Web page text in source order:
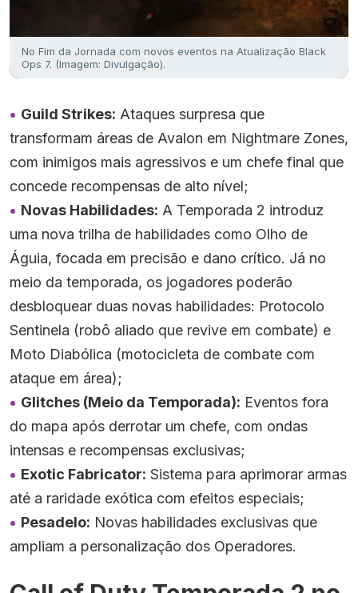
No Fim da Jornada com novos eventos na Atualização Black
Ops 7. (Imagem: Divulgação).
Guild Strikes: Ataques surpresa que
transformam áreas de Avalon em Nightmare Zones,
com inimigos mais agressivos e um chefe final que
concede recompensas de alto nível;
Novas Habilidades: A Temporada 2 introduz
uma nova trilha de habilidades como Olho de
Águia, focada em precisão e dano crítico. Já no
meio da temporada, os jogadores poderão
desbloquear duas novas habilidades: Protocolo
Sentinela (robô aliado que revive em combate) e
Moto Diabólica (motocicleta de combate com
ataque em área);
Glitches (Meio da Temporada): Eventos fora
do mapa após derrotar um chefe, com ondas
intensas e recompensas exclusivas;
Exotic Fabricator: Sistema para aprimorar armas
até a raridade exótica com efeitos especiais;
Pesadelo: Novas habilidades exclusivas que
ampliam a personalização dos Operadores.